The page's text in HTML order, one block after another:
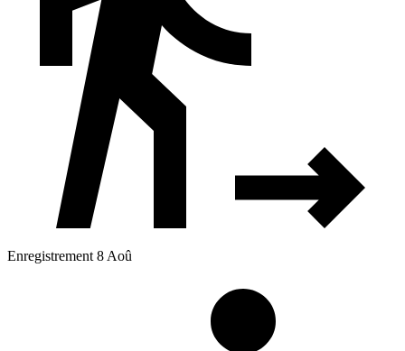
Enregistrement 8 Aoû